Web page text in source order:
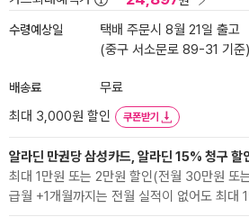
수령예상일
택배 주문시 8월 21일 출고
(중구 서소문로 89-31 기준)
배송료
무료
최대 3,000원 할인
쿠폰받기
알라딘 만권당 삼성카드, 알라딘 15% 청구 할
최대 1만원 또는 2만원 할인(전월 30만원 또
급월 +1개월까지는 전월 실적이 없어도 최대